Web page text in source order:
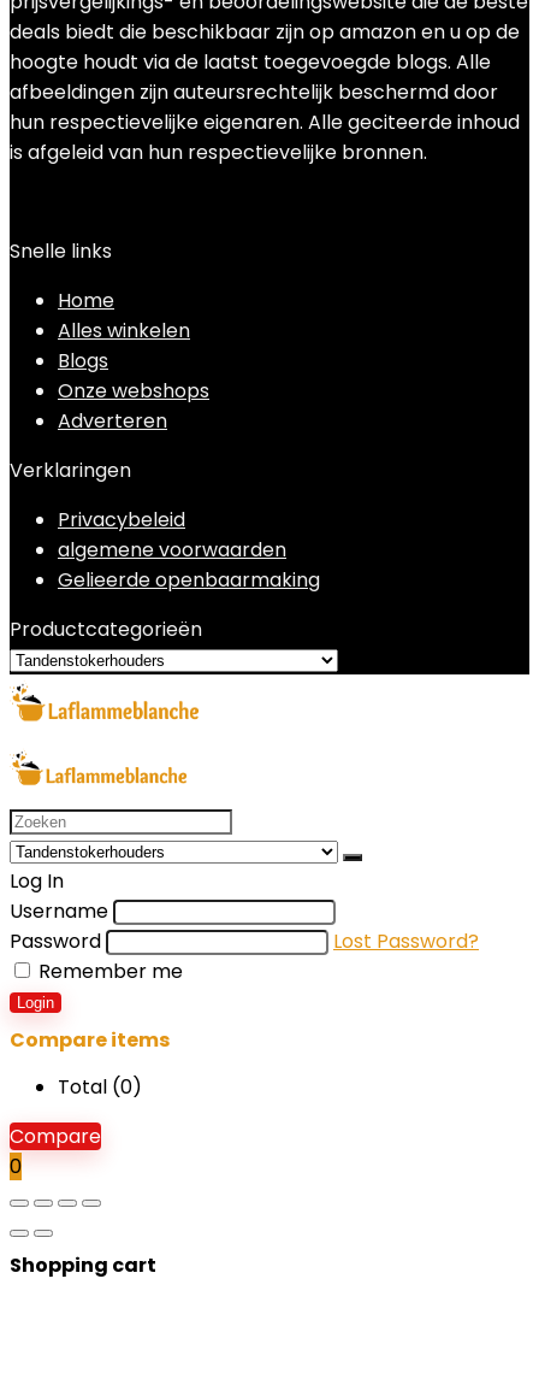
deals biedt die beschikbaar zijn op amazon en u op de
hoogte houdt via de laatst toegevoegde blogs. Alle
afbeeldingen zijn auteursrechtelijk beschermd door
hun respectievelijke eigenaren. Alle geciteerde inhoud
is afgeleid van hun respectievelijke bronnen.
Snelle links
Home
Alles winkelen
Blogs
Onze webshops
Adverteren
Verklaringen
Privacybeleid
algemene voorwaarden
Gelieerde openbaarmaking
Productcategorieën
Search
for:
Log In
Username
Password
Lost Password?
Remember me
Login
Compare items
Total (0)
Compare
0
Shopping cart